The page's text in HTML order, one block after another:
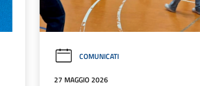
COMUNICATI
27 MAGGIO 2026